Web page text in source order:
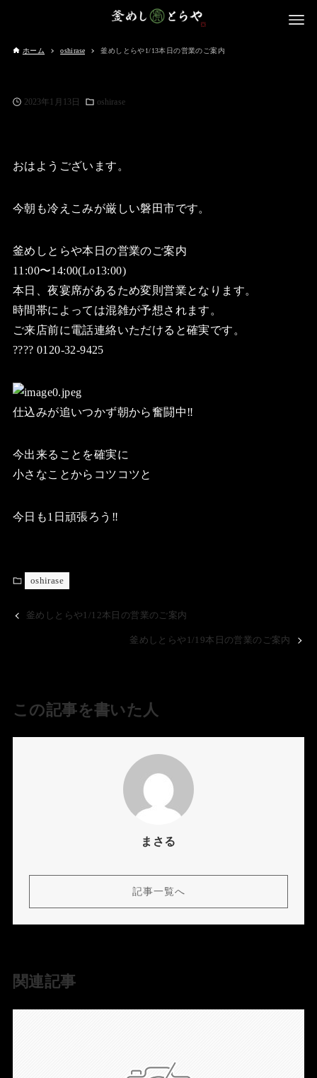
ホーム oshirase 釜めしとらや1/13本日の営業のご案内
2023年1月13日 oshirase
おはようございます。
今朝も冷えこみが厳しい磐田市です。
釜めしとらや本日の営業のご案内
11:00〜14:00(Lo13:00)
本日、夜宴席があるため変則営業となります。
時間帯によっては混雑が予想されます。
ご来店前に電話連絡いただけると確実です。
???? 0120-32-9425
仕込みが追いつかず朝から奮闘中‼️
今出来ることを確実に
小さなことからコツコツと
今日も1日頑張ろう‼️
oshirase
釜めしとらや1/12本日の営業のご案内
釜めしとらや1/19本日の営業のご案内
この記事を書いた人
まさる
記事一覧へ
関連記事